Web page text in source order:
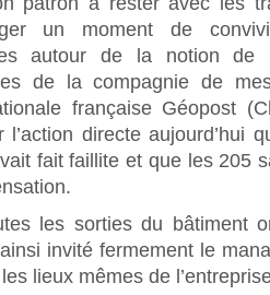
un moment de
autour de la notion de
de la compagnie de
française Géopost
l’action directe aujourd’hui
fait faillite et que les 205
les sorties du bâtiment
invité fermement le
lieux mêmes de